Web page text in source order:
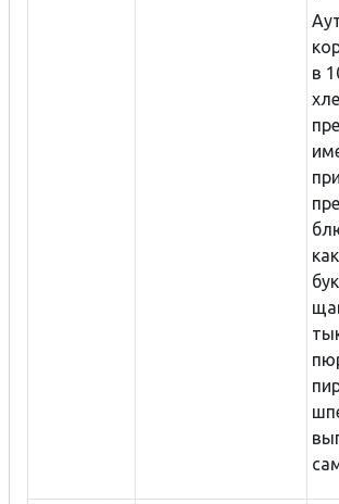
в
как